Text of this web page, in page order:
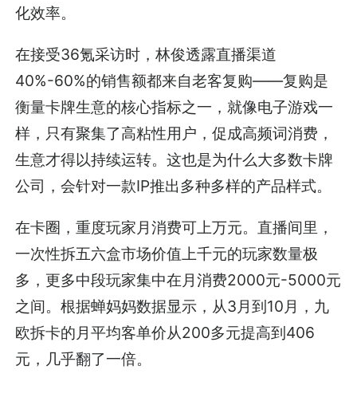
化效率。
在接受36氪采访时，林俊透露直播渠道
40%-60%的销售额都来自老客复购——复购是
衡量卡牌生意的核心指标之一，就像电子游戏一
样，只有聚集了高粘性用户，促成高频词消费，
生意才得以持续运转。这也是为什么大多数卡牌
公司，会针对一款IP推出多种多样的产品样式。
在卡圈，重度玩家月消费可上万元。直播间里，
一次性拆五六盒市场价值上千元的玩家数量极
多，更多中段玩家集中在月消费2000元-5000元
之间。根据蝉妈妈数据显示，从3月到10月，九
欧拆卡的月平均客单价从200多元提高到406
元，几乎翻了一倍。